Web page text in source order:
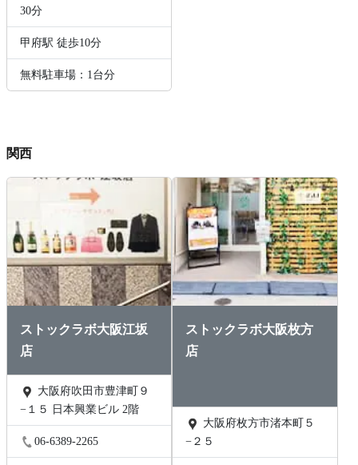
30分
甲府駅 徒歩10分
無料駐車場：1台分
関西
ストックラボ大阪江坂
店
−１５ 日本興業ビル 2階
06-6389-2265
ストックラボ大阪枚方
店
−２５